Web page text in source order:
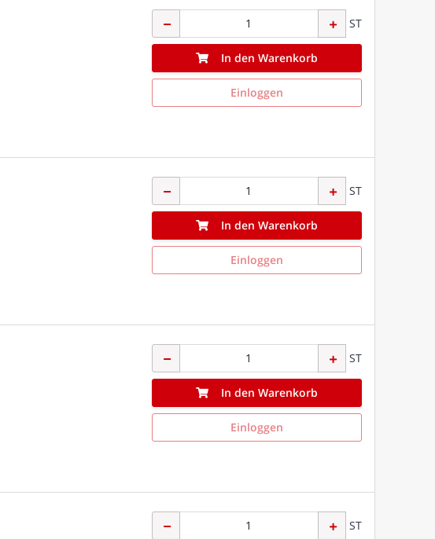
ST
In den Warenkorb
Einloggen
ST
In den Warenkorb
Einloggen
ST
In den Warenkorb
Einloggen
ST